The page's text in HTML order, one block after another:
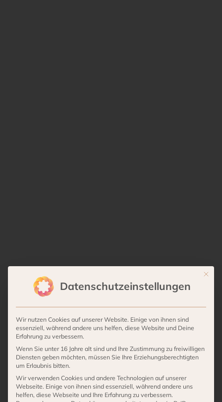
Mit
Datenschutzeinstellungen
Wir nutzen Cookies auf unserer Website. Einige von ihnen sind
essenziell, während andere uns helfen, diese Website und Deine
Erfahrung zu verbessern.
Wenn Sie unter 16 Jahre alt sind und Ihre Zustimmung zu freiwilligen
Diensten geben möchten, müssen Sie Ihre Erziehungsberechtigten
um Erlaubnis bitten.
Wir verwenden Cookies und andere Technologien auf unserer
Webseite. Einige von ihnen sind essenziell, während andere uns
helfen, diese Webseite und Ihre Erfahrung zu verbessern.